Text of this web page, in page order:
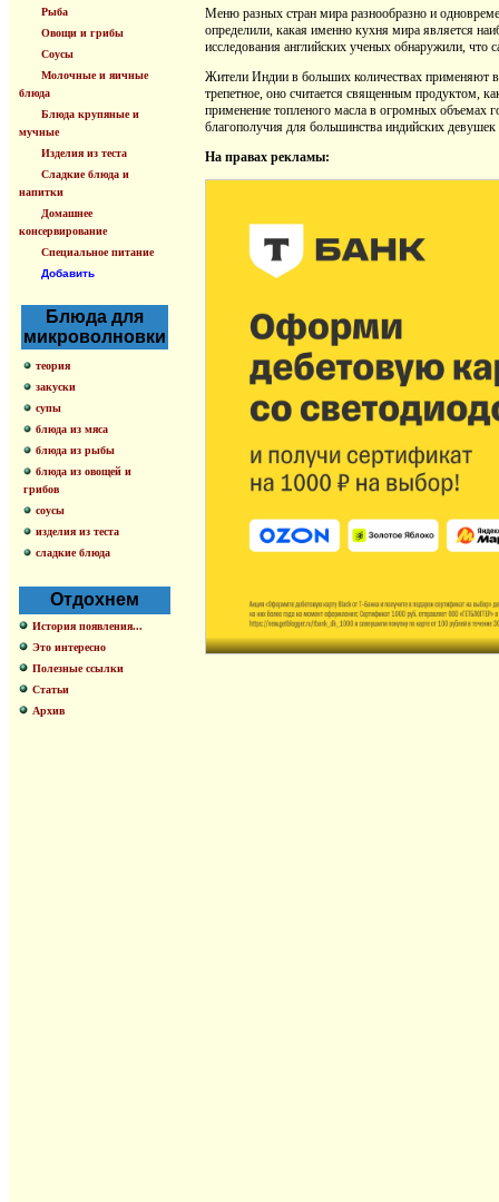
Рыба
Овощи и грибы
Соусы
Молочные и яичные
блюда
Блюда крупяные и
мучные
Изделия из теста
Сладкие блюда и
напитки
Домашнее
консервирование
Специальное питание
Добавить
Блюда для
микроволновки
теория
закуски
супы
блюда из мяса
блюда из рыбы
блюда из овощей и
грибов
соусы
изделия из теста
сладкие блюда
Отдохнем
История появления...
Это интересно
Полезные ссылки
Статьи
Архив
Меню разных стран мира разнообразно и
определили, какая именно кухня мира является
исследования английских ученых обнаружили, что
Жители Индии в больших количествах применяют
трепетное, оно считается священным продуктом,
применение топленого масла в огромных объемах
благополучия для большинства индийских девушек
На правах рекламы: